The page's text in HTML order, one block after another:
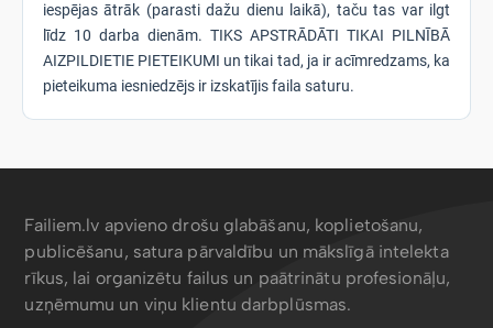
iespējas ātrāk (parasti dažu dienu laikā), taču tas var ilgt
līdz 10 darba dienām. TIKS APSTRĀDĀTI TIKAI PILNĪBĀ
AIZPILDIETIE PIETEIKUMI un tikai tad, ja ir acīmredzams, ka
pieteikuma iesniedzējs ir izskatījis faila saturu.
Failiem.lv apvieno drošu glabāšanu, koplietošanu,
publicēšanu, satura pārvaldību un mākslīgā intelekta
rīkus, lai organizētu failus un paātrinātu profesionāļu,
uzņēmumu un viņu klientu darbplūsmas.